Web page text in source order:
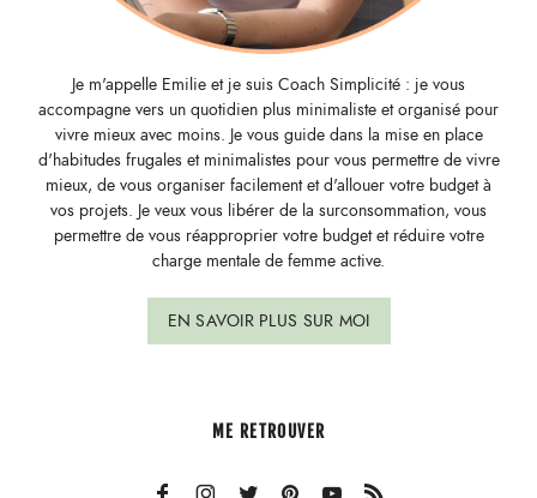
Je m'appelle Emilie et je suis Coach Simplicité : je vous
accompagne vers un quotidien plus minimaliste et organisé pour
vivre mieux avec moins. Je vous guide dans la mise en place
d'habitudes frugales et minimalistes pour vous permettre de vivre
mieux, de vous organiser facilement et d'allouer votre budget à
vos projets. Je veux vous libérer de la surconsommation, vous
permettre de vous réapproprier votre budget et réduire votre
charge mentale de femme active.
EN SAVOIR PLUS SUR MOI
ME RETROUVER